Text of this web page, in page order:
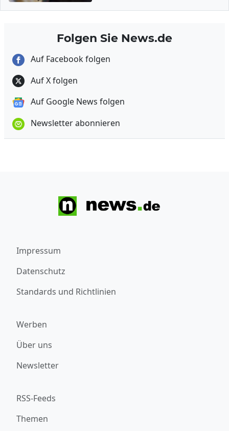
Folgen Sie News.de
Auf Facebook folgen
Auf X folgen
Auf Google News folgen
Newsletter abonnieren
Impressum
Datenschutz
Standards und Richtlinien
Werben
Über uns
Newsletter
RSS-Feeds
Themen